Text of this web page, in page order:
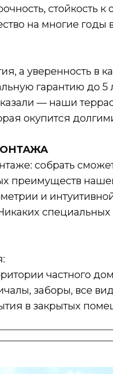
стойкость
на многие годы
а уверенность в
гарантию до 5
— наши
окупится
собрать
преимуществ
и
частного
заборы, все
в закрытых